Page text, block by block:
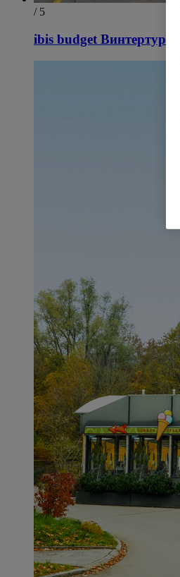
/ 5
ibis budget Винтертур